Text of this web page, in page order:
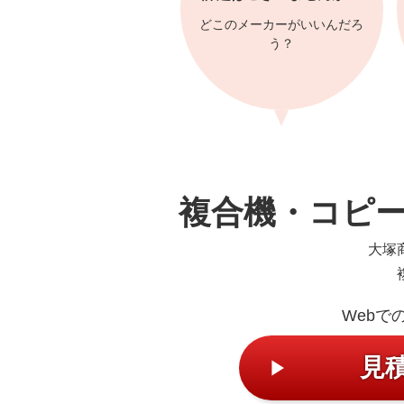
どこのメーカーがいいんだろ
う？
複合機・コピ
大塚
Webで
見